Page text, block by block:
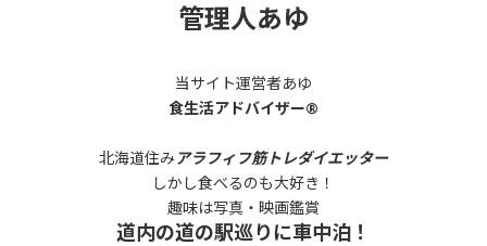
管理人あゆ
当サイト運営者あゆ
食生活アドバイザー®
北海道住み アラフィフ筋トレダイエッター
しかし食べるのも大好き！
趣味は写真・映画鑑賞
道内の道の駅巡りに車中泊！